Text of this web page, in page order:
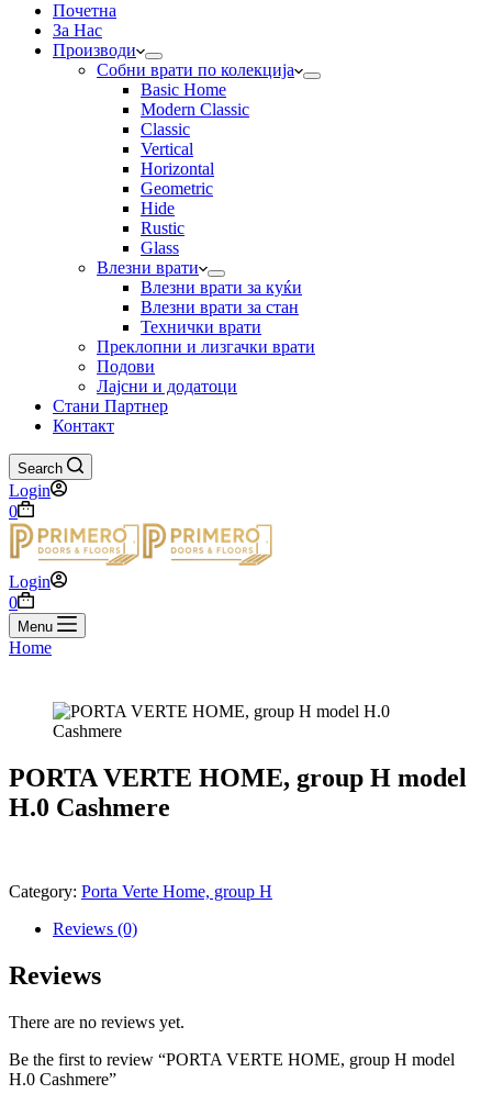
Почетна
За Нас
Производи
Собни врати по колекција
Basic Home
Modern Classic
Classic
Vertical
Horizontal
Geometric
Hide
Rustic
Glass
Влезни врати
Влезни врати за куќи
Влезни врати за стан
Технички врати
Преклопни и лизгачки врати
Подови
Лајсни и додатоци
Стани Партнер
Контакт
Search
Login
Shopping
cart
0
Login
Shopping
cart
0
Menu
Home
PORTA VERTE HOME, group H model
H.0 Cashmere
Category: Porta Verte Home, group H
Reviews (0)
Reviews
There are no reviews yet.
Be the first to review “PORTA VERTE HOME, group H model
H.0 Cashmere”